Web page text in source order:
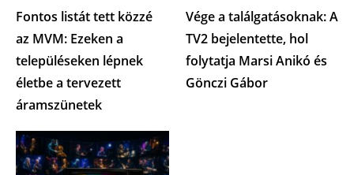
Fontos listát tett közzé
az MVM: Ezeken a
településeken lépnek
életbe a tervezett
áramszünetek
Vége a találgatásoknak: A
TV2 bejelentette, hol
folytatja Marsi Anikó és
Gönczi Gábor